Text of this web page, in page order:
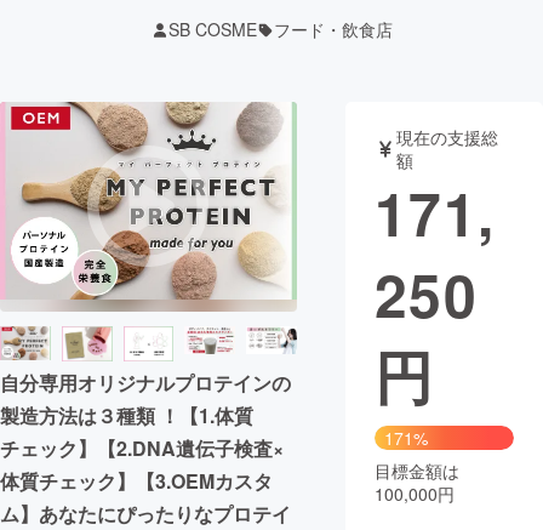
テクノロジー・ガジェット
映像・映画 書籍・雑誌
ビジネス・起業 チャレンジ
まちづくり・地域活性化
CAMPFIRE for Social Good
CAMPFIRE Creation
CAMPFIREふるさと納税
コミュニティ
SB COSME フード・飲食店
自分専用オリジナルプロテインの
製造方法は３種類 ！【1.体質
チェック】【2.DNA遺伝子検査×
体質チェック】【3.OEMカスタ
ム】あなたにぴったりなプロテイ
現在の支援総
額
171,
250
円
171%
目標金額は
100,000円